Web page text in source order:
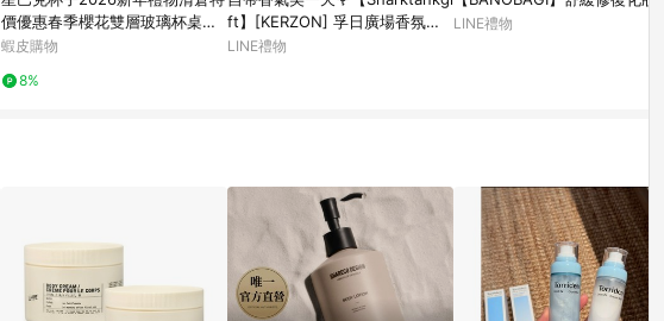
價優惠春季櫻花雙層玻璃杯桌面
水杯高顏值透明杯
蝦皮購物
8%
ft】[KERZON] 孚日廣場香氛洗
衣精 - 玫瑰/天竺葵 1000ml 天然
LINE禮物
LINE禮物